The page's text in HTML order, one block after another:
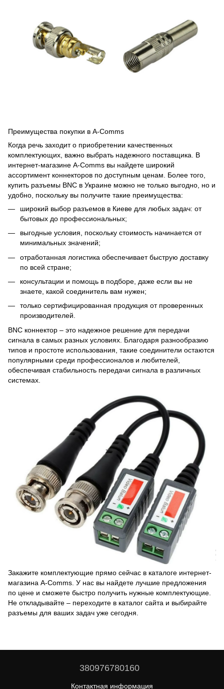
Преимущества покупки в A-Comms
Когда речь заходит о приобретении качественных
комплектующих, важно выбрать надежного поставщика. В
интернет-магазине A-Comms вы найдете широкий
ассортимент коннекторов по доступным ценам. Более того,
купить разъемы BNC в Украине можно не только выгодно, но и
удобно, поскольку вы получите такие преимущества:
широкий выбор разъемов в Киеве для любых задач: от
бытовых до профессиональных;
выгодные условия, поскольку стоимость начинается от
минимальных значений;
отработанная логистика обеспечивает быструю доставку
по всей стране;
консультации и помощь в подборе, даже если вы не
знаете, какой соединитель вам нужен;
только сертифицированная продукция от проверенных
производителей.
BNC коннектор – это надежное решение для передачи
сигнала в самых разных условиях. Благодаря разнообразию
типов и простоте использования, такие соединители остаются
популярными среди профессионалов и любителей,
обеспечивая стабильность передачи сигнала в различных
системах.
Закажите комплектующие прямо сейчас в каталоге интернет-
магазина A-Comms. У нас вы найдете лучшие предложения
по цене и сможете быстро получить нужные комплектующие.
Не откладывайте – переходите в каталог сайта и выбирайте
разъемы для ваших задач уже сегодня.
380976780160
Контактная информация